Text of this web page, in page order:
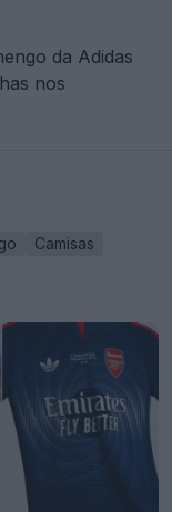
da Adidas
nos
Camisas